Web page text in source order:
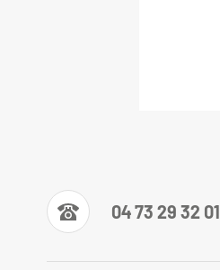
04 73 29 32 01